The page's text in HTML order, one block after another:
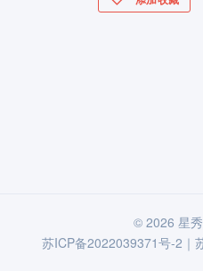
© 2026 星
苏ICP备2022039371号-2｜